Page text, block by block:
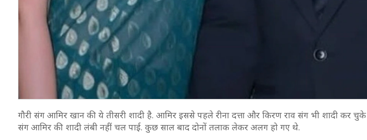
गौरी संग आमिर खान की ये तीसरी शादी है. आमिर इससे पहले रीना दत्ता और किरण राव संग भी शादी कर
संग आमिर की शादी लंबी नहीं चल पाई. कुछ साल बाद दोनों तलाक लेकर अलग हो गए थे.